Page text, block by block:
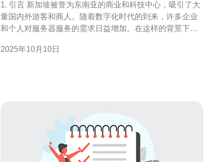
1. 引言 新加坡被誉为东南亚的商业和科技中心，吸引了大
量国内外游客和商人。随着数字化时代的到来，许多企业
和个人对服务器服务的需求日益增加。在这样的背景下，
个备受关注的话题。 近年来，许多酒店开始意识到，提供
2025年10月10日